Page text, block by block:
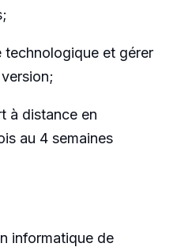
technologique et gérer
à distance en
au 4 semaines
informatique de